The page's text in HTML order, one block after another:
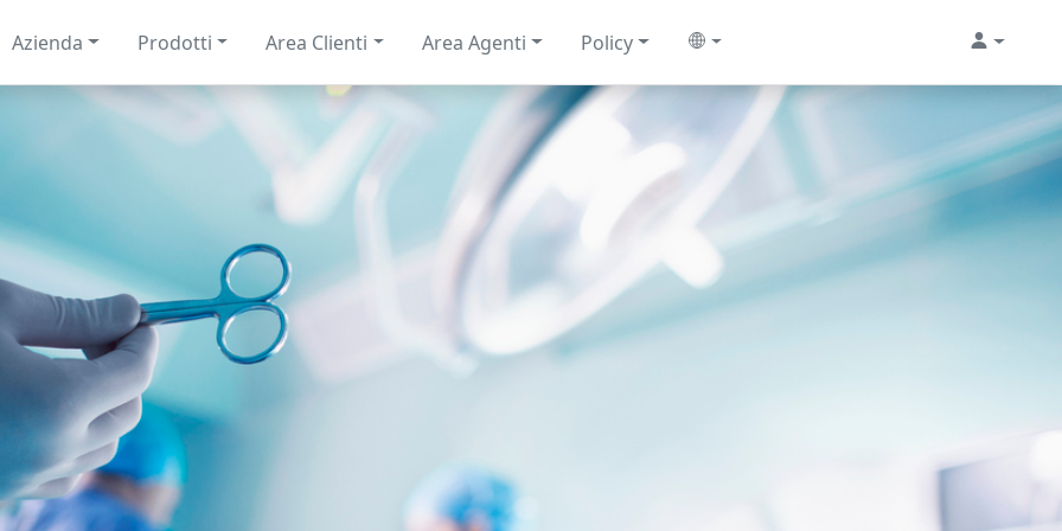
Azienda Prodotti Area Clienti Area Agenti Policy